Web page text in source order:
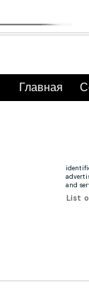
Главная